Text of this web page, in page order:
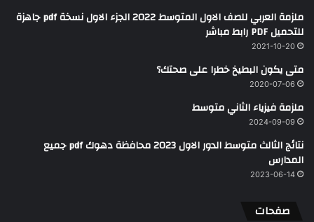
ملزمة العربي للصف الاول المتوسط 2022 الجزء الاول نسخة pdf جاهزة
للتحميل PDF رابط مباشر
2021-10-20
متى يكون البطيخ خطرا على صحتك؟
2020-07-06
ملزمة فيزياء الثاني متوسط
2024-09-09
نتائج الثالث متوسط الدور الاول 2023 محافظة دهوك pdf جميع
المدارس
2023-06-14
صفحات